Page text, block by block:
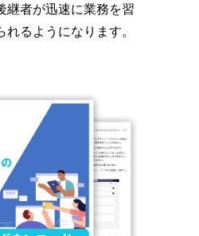
継者が迅速に業務を習
るようになります。